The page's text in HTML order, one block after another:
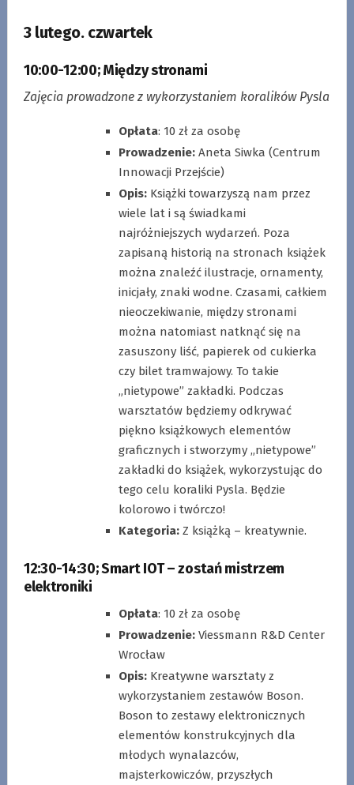
3 lutego. czwartek
10:00-12:00;Między stronami
Zajęcia prowadzone z wykorzystaniem koralików Pysla
Opłata: 10 zł za osobę
Prowadzenie:Aneta Siwka (Centrum
Innowacji Przejście)
Opis:Książki towarzyszą nam przez
wiele lat i są świadkami
najróżniejszych wydarzeń. Poza
zapisaną historią na stronach książek
można znaleźć ilustracje, ornamenty,
inicjały, znaki wodne. Czasami, całkiem
nieoczekiwanie, między stronami
można natomiast natknąć się na
zasuszony liść, papierek od cukierka
czy bilet tramwajowy. To takie
„nietypowe” zakładki. Podczas
warsztatów będziemy odkrywać
piękno książkowych elementów
graficznych i stworzymy „nietypowe”
zakładki do książek, wykorzystując do
tego celu koraliki Pysla. Będzie
kolorowo i twórczo!
Kategoria:Z książką – kreatywnie.
12:30-14:30;Smart IOT – zostań mistrzem
elektroniki
Opłata: 10 zł za osobę
Prowadzenie:Viessmann R&D Center
Wrocław
Opis:Kreatywne warsztaty z
wykorzystaniem zestawów Boson.
Boson to zestawy elektronicznych
elementów konstrukcyjnych dla
młodych wynalazców,
majsterkowiczów, przyszłych